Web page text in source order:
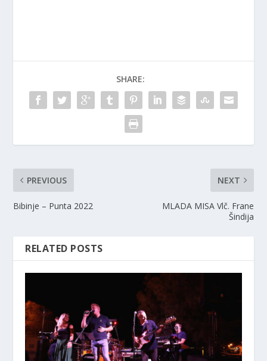
SHARE:
PREVIOUS
Bibinje – Punta 2022
NEXT
MLADA MISA Vlč. Frane
Šindija
RELATED POSTS